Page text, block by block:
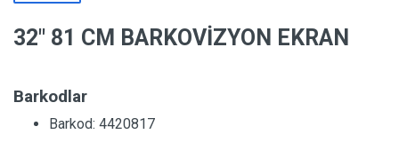
32″ 81 CM BARKOVİZYON EKRAN
Barkodlar
Barkod: 4420817